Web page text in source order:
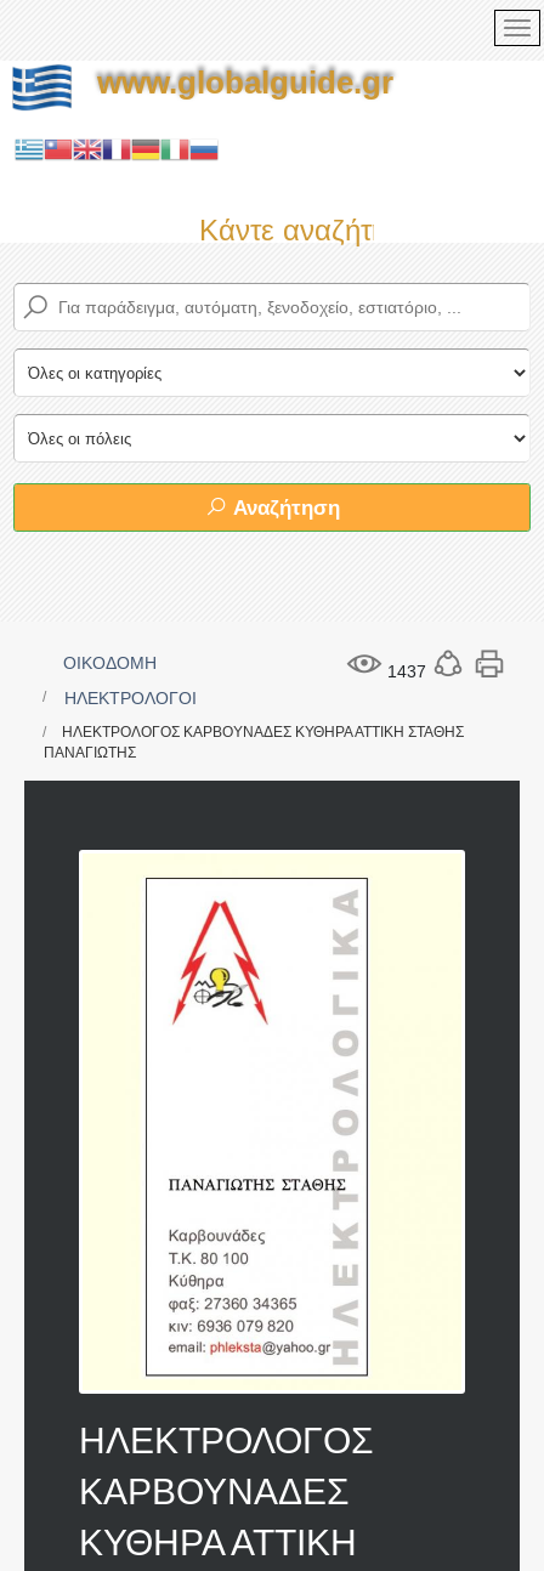
www.globalguide.gr
Κάντε αναζήτηση τώρα
Αναζήτηση
1437
ΟΙΚΟΔΟΜΗ
ΗΛΕΚΤΡΟΛΟΓΟΙ
ΗΛΕΚΤΡΟΛΟΓΟΣ ΚΑΡΒΟΥΝΑΔΕΣ ΚΥΘΗΡΑ ΑΤΤΙΚΗ ΣΤΑΘΗΣ
ΠΑΝΑΓΙΩΤΗΣ
ΗΛΕΚΤΡΟΛΟΓΟΣ
ΚΑΡΒΟΥΝΑΔΕΣ
ΚΥΘΗΡΑ ΑΤΤΙΚΗ